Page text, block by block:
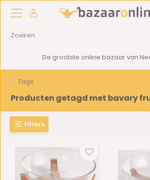
De grootste online bazaar van
Tags
Producten getagd met bavary
Filters